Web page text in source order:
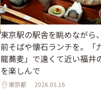
東京駅の駅舎を眺めながら
前そばや懐石ランチを。「
龍蕎麦」で遠くて近い福井
を楽しんで
東京都 2026.05.16